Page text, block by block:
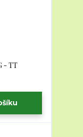
- TT